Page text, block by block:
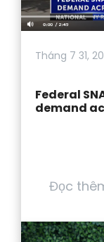
Tháng 7 31,
Federal
demand
Đọc